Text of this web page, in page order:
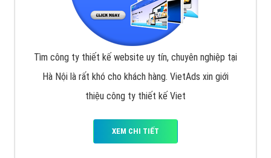
Tìm công ty thiết kế website uy tín, chuyên nghiệp tại
Hà Nội là rất khó cho khách hàng. VietAds xin giới
thiệu công ty thiết kế Viet
XEM CHI TIẾT